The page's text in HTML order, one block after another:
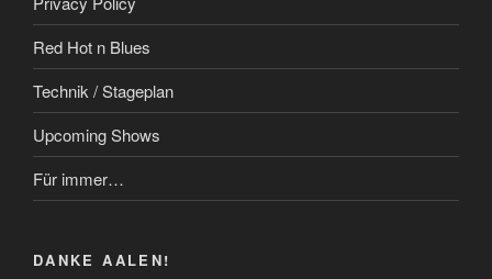
Red Hot n Blues
Technik / Stageplan
Upcoming Shows
Für immer…
DANKE AALEN!